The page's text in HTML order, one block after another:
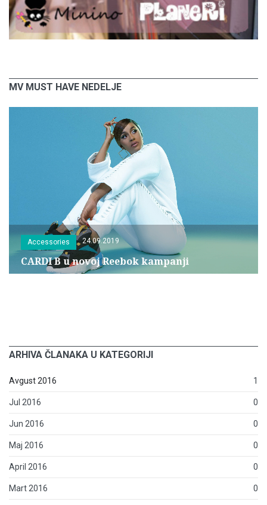
MV MUST HAVE NEDELJE
Accessories 24.09.2019
CARDI B u novoj Reebok kampanji
ARHIVA ČLANAKA U KATEGORIJI
Avgust 2016 1
Jul 2016 0
Jun 2016 0
Maj 2016 0
April 2016 0
Mart 2016 0